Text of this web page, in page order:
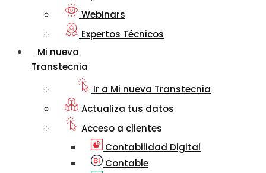
Webinars
Expertos Técnicos
Mi nueva
Transtecnia
Ir a Mi nueva Transtecnia
Actualiza tus datos
Acceso a clientes
Contabilidad Digital
Contable